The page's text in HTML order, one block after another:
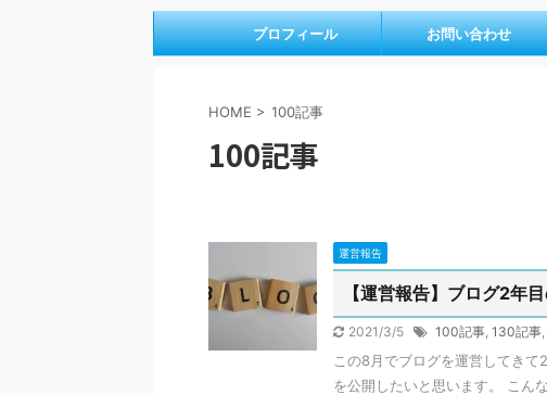
プロフィール お問い合わせ
HOME > 100記事
100記事
運営報告
【運営報告】ブログ2年
2021/3/5 100記事 130記事
この8月でブログを運営してき
を公開したいと思います。 こん